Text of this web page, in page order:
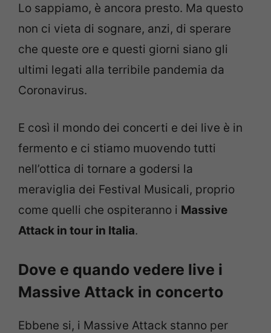
Lo sappiamo, è ancora presto. Ma questo
non ci vieta di sognare, anzi, di sperare
che queste ore e questi giorni siano gli
ultimi legati alla terribile pandemia da
Coronavirus.
E così il mondo dei concerti e dei live è in
fermento e ci stiamo muovendo tutti
nell’ottica di tornare a godersi la
meraviglia dei Festival Musicali, proprio
come quelli che ospiteranno i Massive
Attack in tour in Italia.
Dove e quando vedere live i
Massive Attack in concerto
Ebbene si, i Massive Attack stanno per